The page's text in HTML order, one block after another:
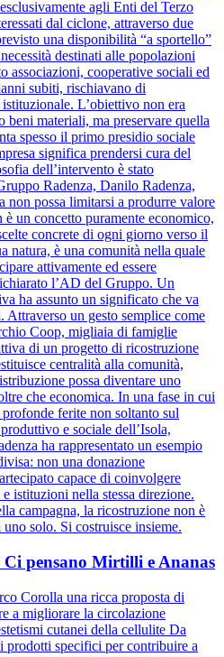
agli Enti del Terzo
dal ciclone, attraverso due
una disponibilità “a sportello”
destinati alle popolazioni
associazioni, cooperative sociali ed
subiti, rischiavano di
L’obiettivo non era
beni materiali, ma preservare quella
spesso il primo presidio sociale
significa prendersi cura del
dell’intervento è stato
Radenza, Danilo Radenza,
non possa limitarsi a produrre valore
un concetto puramente economico,
concrete di ogni giorno verso il
natura, è una comunità nella quale
attivamente ed essere
l’AD del Gruppo. Un
ha assunto un significato che va
un gesto semplice come
Coop, migliaia di famiglie
di un progetto di ricostruzione
centralità alla comunità,
possa diventare uno
che economica. In una fase in cui
ferite non soltanto sul
e sociale dell’Isola,
ha rappresentato un esempio
non una donazione
capace di coinvolgere
istituzioni nella stessa direzione.
campagna, la ricostruzione non è
solo. Si costruisce insieme.
Ci pensano Mirtilli e Ananas
Corolla una ricca proposta di
a migliorare la circolazione
cutanei della cellulite Da
prodotti specifici per contribuire a